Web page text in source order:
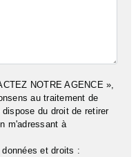
NOTRE AGENCE »,
au traitement de
du droit de retirer
m'adressant à
et droits :